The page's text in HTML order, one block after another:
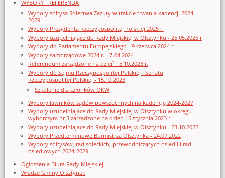
WYBORY I REFERENDA
Wybory sołtysa Sołectwa Zezuty w trakcie trwania kadencji 2024-
2029
Wybory Prezydenta Rzeczypospolitej Polskiej 2025 r.
Wybory uzupełniające do Rady Miejskiej w Olsztynku - 25.05.2025 r
Wybory do Parlamentu Europejskiego - 9 czerwca 2024 r.
Wybory samorządowe 2024 r. - 7.04.2024
Referendum zarządzone na dzień 15.10.2023 r.
Wybory do Sejmu Rzeczypospolitej Polskiej i Senatu
Rzeczypospolitej Polskiej - 15.10.2023
Szkolenie dla członków OKW
Wybory ławników sądów powszechnych na kadencję 2024-2027
Wybory uzupełniające do Rady Miejskiej w Olsztynku w okręgu
wyborczym nr 3 zarządzone na dzień 15 stycznia 2023 r.
Wybory uzupełniające do Rady Miejskiej w Olsztynku - 23.10.2022
Wybory Przedterminowe Burmistrza Olsztynka - 24.07.2022
Wybory sołtysów, rad sołeckich, przewodniczących osiedli i rad
osiedlowych 2024-2029
Ogłoszenia Biura Rady Miejskiej
Władze Gminy Olsztynek